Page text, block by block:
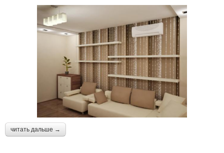
читать дальше →